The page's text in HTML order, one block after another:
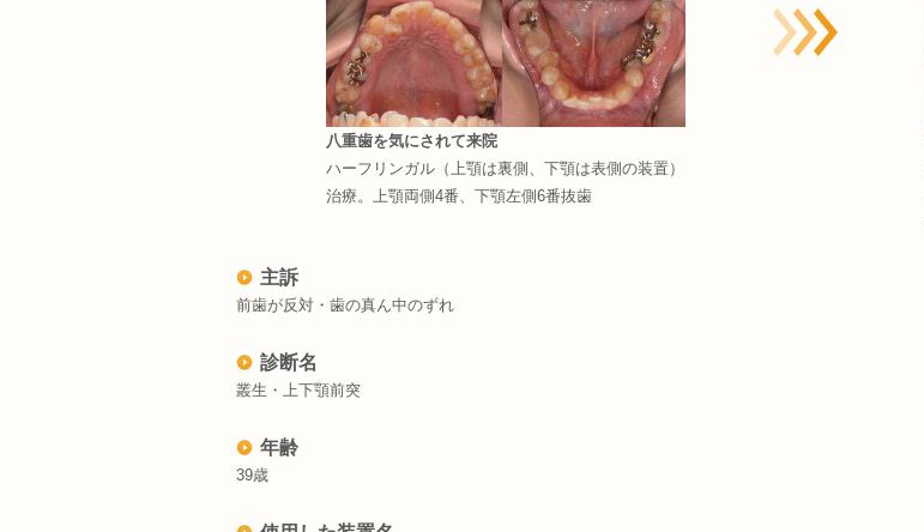
八重歯を気にされて来院
ハーフリンガル（上顎は裏側、下顎は表側の装置）
治療。上顎両側4番、下顎左側6番抜歯
主訴
前歯が反対・歯の真ん中のずれ
診断名
叢生・上下顎前突
年齢
39歳